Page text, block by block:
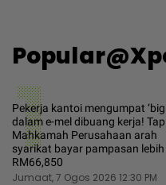
1
Pekerja kantoi mengumpat ‘big
dalam e-mel dibuang kerja!
Mahkamah Perusahaan arah
syarikat bayar pampasan lebih
RM66,850
Jumaat, 7 Ogos 2026 12:30 PM